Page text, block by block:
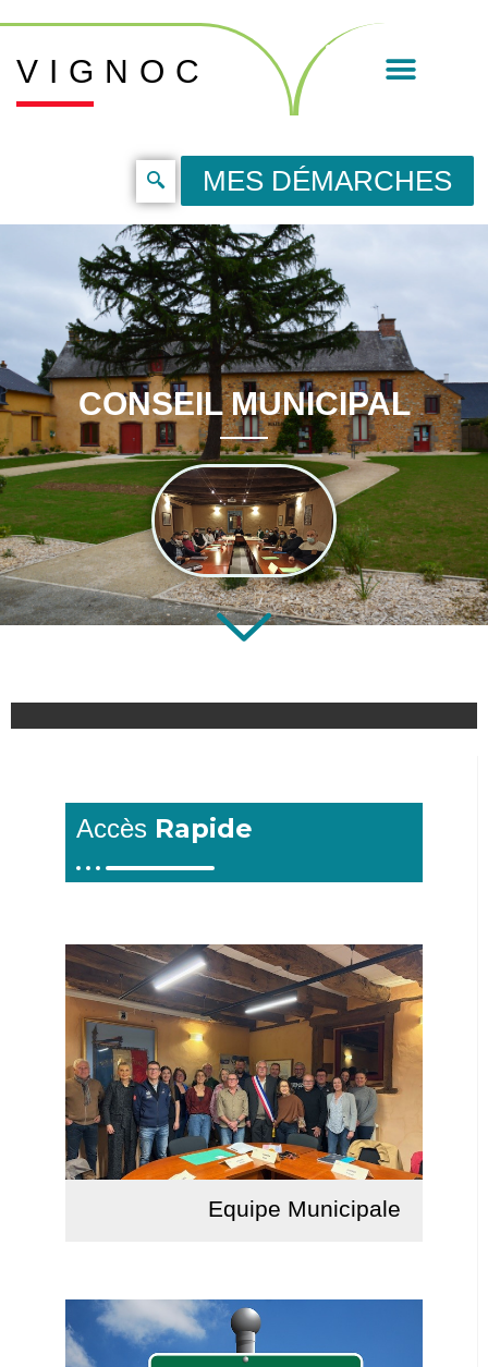
VIGNOC
MES DÉMARCHES
CONSEIL MUNICIPAL
Accès Rapide
Equipe Municipale